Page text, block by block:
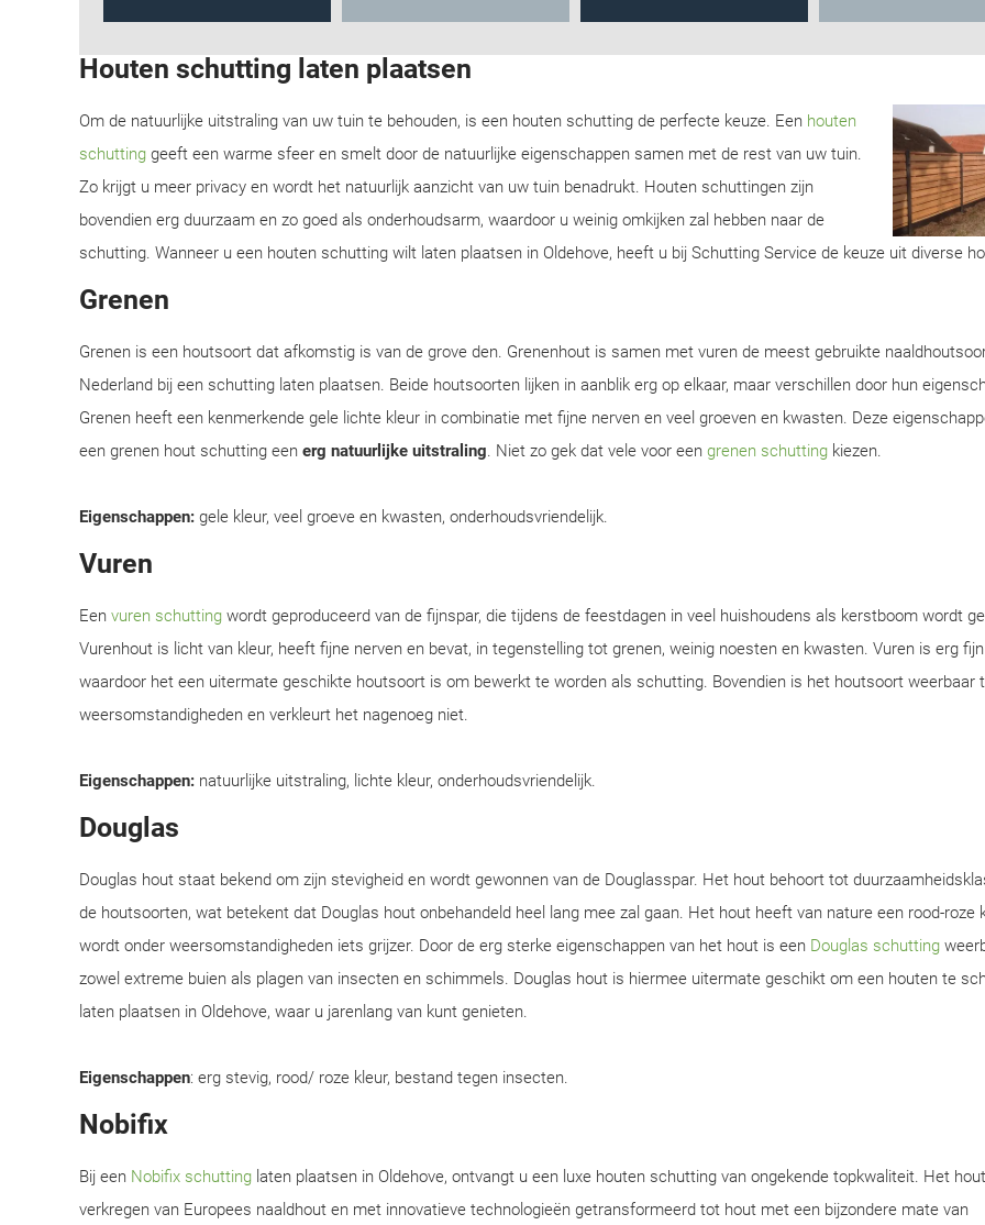
Houten schutting laten plaatsen
Om de natuurlijke uitstraling van uw tuin te behouden, is een houten schutting de perfecte keuze. Een houten
schutting geeft een warme sfeer en smelt door de natuurlijke eigenschappen samen met de rest van uw tuin.
Zo krijgt u meer privacy en wordt het natuurlijk aanzicht van uw tuin benadrukt. Houten schuttingen zijn
bovendien erg duurzaam en zo goed als onderhoudsarm, waardoor u weinig omkijken zal hebben naar de
schutting. Wanneer u een houten schutting wilt laten plaatsen in Oldehove, heeft u bij Schutting Service de keuze uit diverse
Grenen
Grenen is een houtsoort dat afkomstig is van de grove den. Grenenhout is samen met vuren de meest gebruikte
Nederland bij een schutting laten plaatsen. Beide houtsoorten lijken in aanblik erg op elkaar, maar verschillen door hun
Grenen heeft een kenmerkende gele lichte kleur in combinatie met fijne nerven en veel groeven en kwasten. Deze
een grenen hout schutting een erg natuurlijke uitstraling. Niet zo gek dat vele voor een grenen schutting kiezen.
Eigenschappen: gele kleur, veel groeve en kwasten, onderhoudsvriendelijk.
Vuren
Een vuren schutting wordt geproduceerd van de fijnspar, die tijdens de feestdagen in veel huishoudens als kerstboom wordt
Vurenhout is licht van kleur, heeft fijne nerven en bevat, in tegenstelling tot grenen, weinig noesten en kwasten. Vuren is erg
waardoor het een uitermate geschikte houtsoort is om bewerkt te worden als schutting. Bovendien is het houtsoort weerbaar
weersomstandigheden en verkleurt het nagenoeg niet.
Eigenschappen: natuurlijke uitstraling, lichte kleur, onderhoudsvriendelijk.
Douglas
Douglas hout staat bekend om zijn stevigheid en wordt gewonnen van de Douglasspar. Het hout behoort tot
de houtsoorten, wat betekent dat Douglas hout onbehandeld heel lang mee zal gaan. Het hout heeft van nature een rood-roze
wordt onder weersomstandigheden iets grijzer. Door de erg sterke eigenschappen van het hout is een Douglas schutting
zowel extreme buien als plagen van insecten en schimmels. Douglas hout is hiermee uitermate geschikt om een houten te
laten plaatsen in Oldehove, waar u jarenlang van kunt genieten.
Eigenschappen: erg stevig, rood/ roze kleur, bestand tegen insecten.
Nobifix
Bij een Nobifix schutting laten plaatsen in Oldehove, ontvangt u een luxe houten schutting van ongekende topkwaliteit. Het
verkregen van Europees naaldhout en met innovatieve technologieën getransformeerd tot hout met een bijzondere mate van